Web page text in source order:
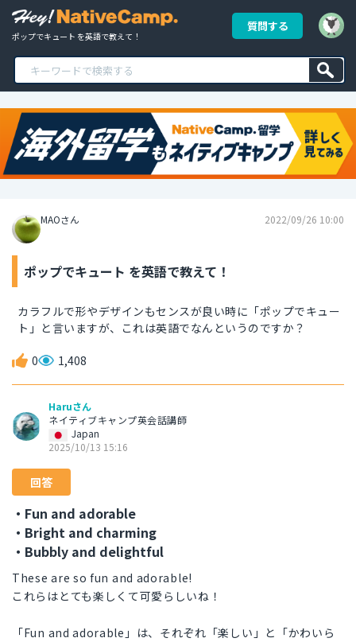
ポップでキュート を英語で教えて！
質問する
MAOさん 2022/09/26 10:00
ポップでキュート を英語で教えて！
カラフルで形やデザインもセンスが良い時に「ポップでキュー
ト」と言いますが、これは英語でなんというのですか？
0 1,408
Haruさん
ネイティブキャンプ英会話講師
Japan
2025/10/13 15:16
回答
・Fun and adorable
・Bright and charming
・Bubbly and delightful
These are so fun and adorable!
これらはとても楽しくて可愛らしいね！
「Fun and adorable」は、それぞれ「楽しい」と「かわいら